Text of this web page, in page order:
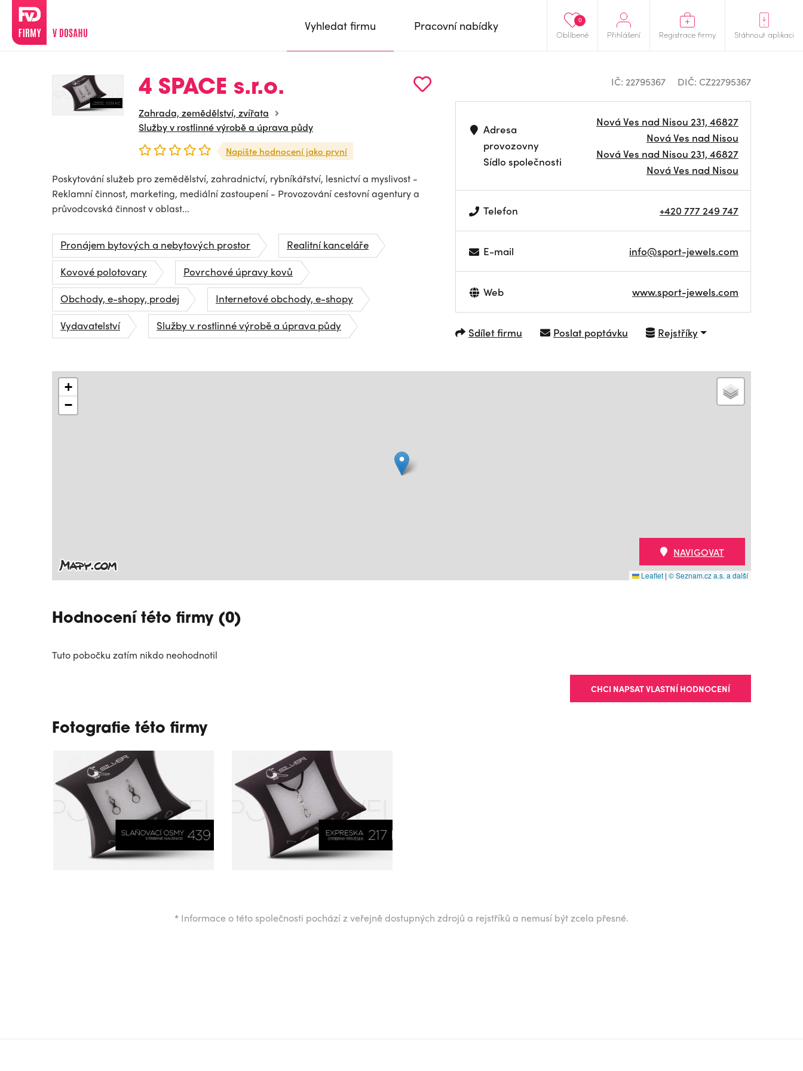
Oblíbené
0
Přihlášení Registrace firmy Stáhnout aplikaci
Vyhledat firmu Pracovní nabídky
4 SPACE s.r.o.
Zahrada, zemědělství, zvířata
Služby v rostlinné výrobě a úprava půdy
Napište hodnocení jako první
Poskytování služeb pro zemědělství, zahradnictví, rybníkářství, lesnictví a myslivost -
Reklamní činnost, marketing, mediální zastoupení - Provozování cestovní agentury a
průvodcovská činnost v oblast...
Pronájem bytových a nebytových prostor
Realitní kanceláře
Kovové polotovary
Povrchové úpravy kovů
Obchody, e-shopy, prodej
Internetové obchody, e-shopy
Vydavatelství
Služby v rostlinné výrobě a úprava půdy
IČ: 22795367 DIČ: CZ22795367
Adresa
provozovny
Sídlo společnosti
Nová Ves nad Nisou 231, 46827
Nová Ves nad Nisou
Nová Ves nad Nisou 231, 46827
Nová Ves nad Nisou
Telefon +420 777 249 747
E-mail info@sport-jewels.com
Web www.sport-jewels.com
Sdílet firmu Poslat poptávku Rejstříky
+
−
Leaflet | © Seznam.cz a.s. a další
NAVIGOVAT
Hodnocení této firmy (0)
Tuto pobočku zatím nikdo neohodnotil
CHCI NAPSAT VLASTNÍ HODNOCENÍ
Fotografie této firmy
* Informace o této společnosti pochází z veřejně dostupných zdrojů a rejstříků a nemusí být zcela přesné.